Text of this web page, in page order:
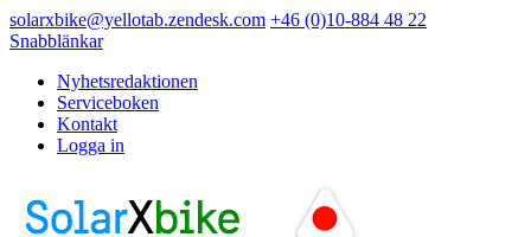
Hoppa
till
(Tryck
enter)
solarxbike@yellotab.zendesk.com +46 (0)10-884 48 22
Snabblänkar
Nyhetsredaktionen
Serviceboken
Kontakt
Logga in